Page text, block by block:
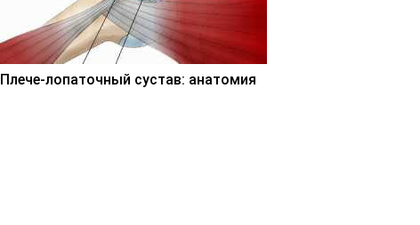
Плече-лопаточный сустав: анатомия